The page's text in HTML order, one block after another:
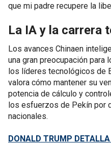
que mi padre recupere la
La IA y la carrera
Los avances Chinaen
una gran preocupación
los líderes tecnológicos de
valora cómo mantener su
potencia de cálculo y
los esfuerzos de Pekín por
nacionales.
DONALD TRUMP